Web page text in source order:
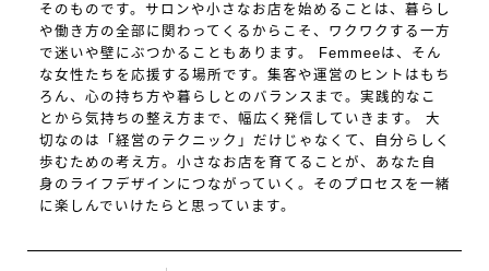
そのものです。サロンや小さなお店を始めることは、暮らし
や働き方の全部に関わってくるからこそ、ワクワクする一方
で迷いや壁にぶつかることもあります。 Femmeeは、そん
な女性たちを応援する場所です。集客や運営のヒントはもち
ろん、心の持ち方や暮らしとのバランスまで。実践的なこ
とから気持ちの整え方まで、幅広く発信していきます。 大
切なのは「経営のテクニック」だけじゃなくて、自分らしく
歩むための考え方。小さなお店を育てることが、あなた自
身のライフデザインにつながっていく。そのプロセスを一緒
に楽しんでいけたらと思っています。